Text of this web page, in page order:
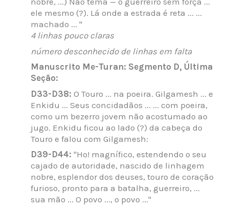
ele mesmo (?). Lá onde a estrada é reta ... ...
machado ... "
4 linhas pouco claras
número desconhecido de linhas em falta
Manuscrito Me-Turan: Segmento D, Última
Seção:
D33-D38: O Touro ... na poeira. Gilgamesh ... e
Enkidu ... Seus concidadãos ... ... com poeira,
como um bezerro jovem não acostumado ao
jugo. Enkidu ficou ao lado (?) da cabeça do
Touro e falou com Gilgamesh:
D39-D44: "Ho! magnífico, estendendo o seu
cajado de autoridade, nascido de linhagem
nobre, esplendor dos deuses, touro de coração
furioso, pronto para a batalha, guerreiro, ...
sua mão ... O povo ..., o povo ..."